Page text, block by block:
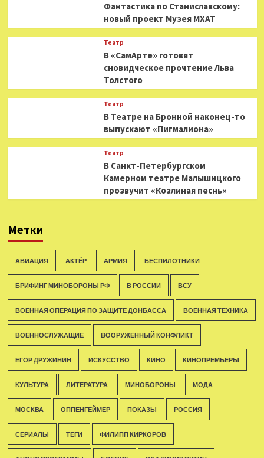
Фантастика по Станиславскому:
новый проект Музея МХАТ
Театр
В «СамАрте» готовят
сновидческое прочтение Льва
Толстого
Театр
В Театре на Бронной наконец-то
выпускают «Пигмалиона»
Театр
В Санкт-Петербургском
Камерном театре Малышицкого
прозвучит «Козлиная песнь»
Метки
АВИАЦИЯ АКТЁР АРМИЯ БЕСПИЛОТНИКИ
БРИФИНГ МИНОБОРОНЫ РФ В РОССИИ ВСУ
ВОЕННАЯ ОПЕРАЦИЯ ПО ЗАЩИТЕ ДОНБАССА ВОЕННАЯ ТЕХНИКА
ВОЕННОСЛУЖАЩИЕ ВООРУЖЕННЫЙ КОНФЛИКТ
ЕГОР ДРУЖИНИН ИСКУССТВО КИНО КИНОПРЕМЬЕРЫ
КУЛЬТУРА ЛИТЕРАТУРА МИНОБОРОНЫ МОДА
МОСКВА ОППЕНГЕЙМЕР ПОКАЗЫ РОССИЯ
СЕРИАЛЫ ТЕГИ ФИЛИПП КИРКОРОВ